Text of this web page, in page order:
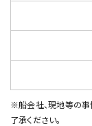
※船会社、現地等の事
了承ください。